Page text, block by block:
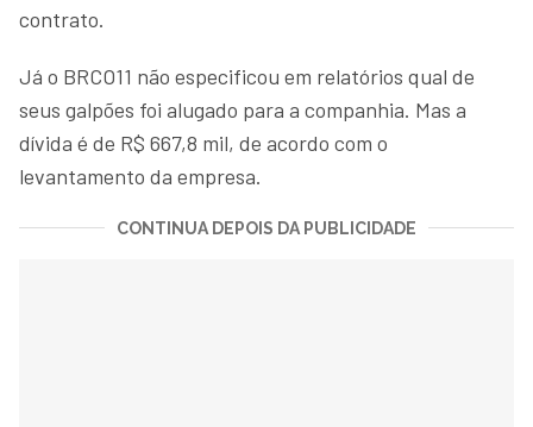
contrato.
Já o BRCO11 não especificou em relatórios qual de
seus galpões foi alugado para a companhia. Mas a
dívida é de R$ 667,8 mil, de acordo com o
levantamento da empresa.
CONTINUA DEPOIS DA PUBLICIDADE